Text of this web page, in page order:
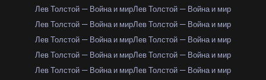
Лев Толстой — Война и мирЛев Толстой — Война и мир
Лев Толстой — Война и мирЛев Толстой — Война и мир
Лев Толстой — Война и мирЛев Толстой — Война и мир
Лев Толстой — Война и мирЛев Толстой — Война и мир
Лев Толстой — Война и мирЛев Толстой — Война и мир